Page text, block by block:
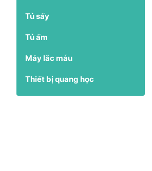
Tủ sấy
Tủ ấm
Máy lắc mẫu
Thiết bị quang học